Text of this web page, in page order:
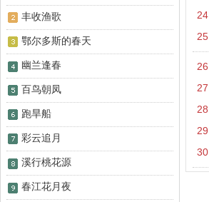
24
25
26
27
28
29
30
丰收渔歌
鄂尔多斯的春天
幽兰逢春
百鸟朝凤
跑旱船
彩云追月
溪行桃花源
春江花月夜